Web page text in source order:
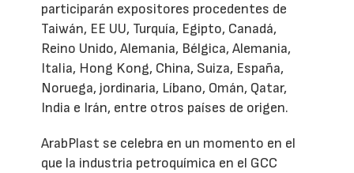
participarán expositores procedentes de
Taiwán, EE UU, Turquía, Egipto, Canadá,
Reino Unido, Alemania, Bélgica, Alemania,
Italia, Hong Kong, China, Suiza, España,
Noruega, jordinaria, Líbano, Omán, Qatar,
India e Irán, entre otros países de origen.
ArabPlast se celebra en un momento en el
que la industria petroquímica en el GCC